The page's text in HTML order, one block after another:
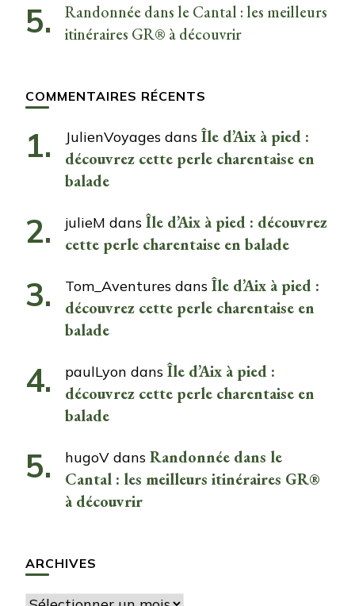
Randonnée dans le Cantal : les meilleurs
itinéraires GR® à découvrir
COMMENTAIRES RÉCENTS
JulienVoyages dans Île d’Aix à pied :
découvrez cette perle charentaise en
balade
julieM dans Île d’Aix à pied : découvrez
cette perle charentaise en balade
Tom_Aventures dans Île d’Aix à pied :
découvrez cette perle charentaise en
balade
paulLyon dans Île d’Aix à pied :
découvrez cette perle charentaise en
balade
hugoV dans Randonnée dans le
Cantal : les meilleurs itinéraires GR®
à découvrir
ARCHIVES